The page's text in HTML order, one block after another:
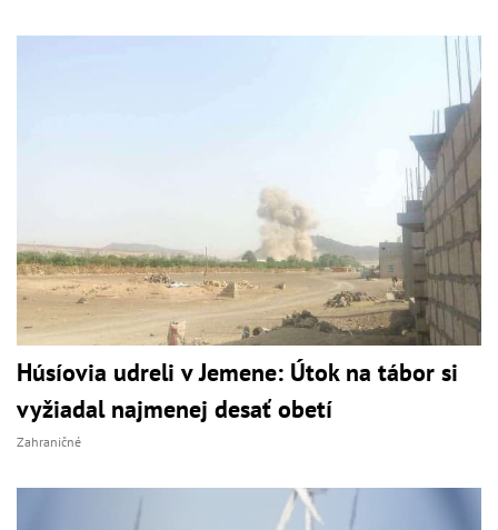
Húsíovia udreli v Jemene: Útok na tábor si
vyžiadal najmenej desať obetí
Zahraničné